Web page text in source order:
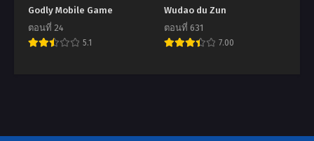
Godly Mobile Game
ตอนที่ 24
5.1
Wudao du Zun
ตอนที่ 631
7.00